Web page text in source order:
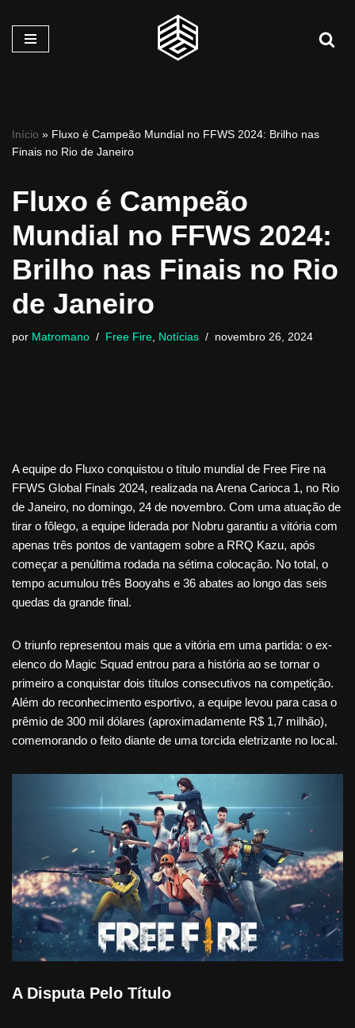
Pular
Início » Fluxo é Campeão Mundial no FFWS 2024: Brilho nas
Finais no Rio de Janeiro
Fluxo é Campeão
Mundial no FFWS 2024:
Brilho nas Finais no Rio
de Janeiro
por Matromano Free Fire, Notícias novembro 26, 2024
A equipe do Fluxo conquistou o título mundial de Free Fire na
FFWS Global Finals 2024, realizada na Arena Carioca 1, no Rio
de Janeiro, no domingo, 24 de novembro. Com uma atuação de
tirar o fôlego, a equipe liderada por Nobru garantiu a vitória com
apenas três pontos de vantagem sobre a RRQ Kazu, após
começar a penúltima rodada na sétima colocação. No total, o
tempo acumulou três Booyahs e 36 abates ao longo das seis
quedas da grande final.
O triunfo representou mais que a vitória em uma partida: o ex-
elenco do Magic Squad entrou para a história ao se tornar o
primeiro a conquistar dois títulos consecutivos na competição.
Além do reconhecimento esportivo, a equipe levou para casa o
prêmio de 300 mil dólares (aproximadamente R$ 1,7 milhão),
comemorando o feito diante de uma torcida eletrizante no local.
A Disputa Pelo Título